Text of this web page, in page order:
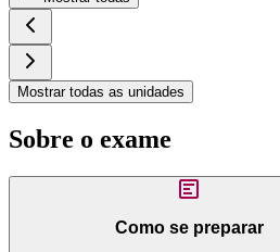
Mostrar todas as unidades
Sobre o exame
Como se preparar